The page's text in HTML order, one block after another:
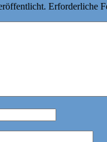
Erforderliche